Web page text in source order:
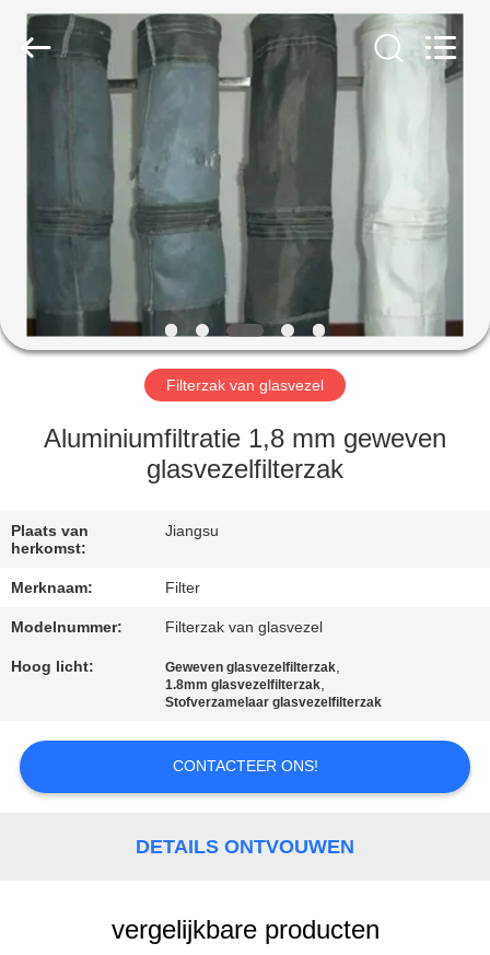
PRODUCTEN
OVER
ONS
FABRIEKSREIS
KWALITEITSCONTROLE
CONTACTEER
ONS
NIEUWS
VERZOEK
CITAAT
Environmental
Technology
Co.,Ltd..
Filterzak van glasvezel
Aluminiumfiltratie 1,8 mm geweven
glasvezelfilterzak
Plaats van
herkomst:
Jiangsu
Merknaam: Filter
Modelnummer: Filterzak van glasvezel
Hoog licht: Geweven glasvezelfilterzak,
1.8mm glasvezelfilterzak,
Stofverzamelaar glasvezelfilterzak
CONTACTEER ONS!
DETAILS ONTVOUWEN
vergelijkbare producten